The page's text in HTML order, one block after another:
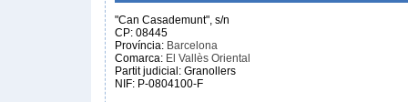
"Can Casademunt", s/n
CP: 08445
Província: Barcelona
Comarca: El Vallès Oriental
Partit judicial: Granollers
NIF: P-0804100-F